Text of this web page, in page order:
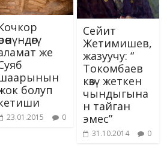
же
болуп
23.01.2015 0
Сейит
Жетимишев,
жазуучу: “
Токомбаев
көзү жеткен
чындыгына
н тайган
эмес”
31.10.2014 0